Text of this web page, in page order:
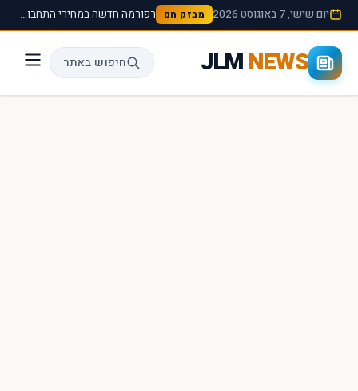
יום שישי, 7 באוגוסט 2026 מבזק חם רפורמה חדשה במחירי התחבורה הציבורית תיכנס לתוקף החל מהחודש הבא ›
JLMNEWS חיפוש באתר